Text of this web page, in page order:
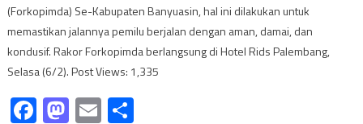
(Forkopimda) Se-Kabupaten Banyuasin, hal ini dilakukan untuk
memastikan jalannya pemilu berjalan dengan aman, damai, dan
kondusif. Rakor Forkopimda berlangsung di Hotel Rids Palembang,
Selasa (6/2). Post Views: 1,335
Facebook
Mastodon
Email